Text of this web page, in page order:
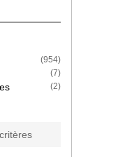
(954)
(7)
(2)